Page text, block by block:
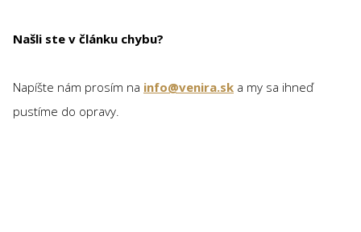
Našli ste v článku chybu?
Napíšte nám prosím na info@venira.sk a my sa ihneď
pustíme do opravy.